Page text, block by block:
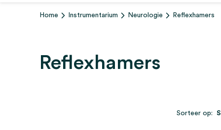
Home Instrumentarium Neurologie Reflexhamers
Reflexhamers
Sorteer op: